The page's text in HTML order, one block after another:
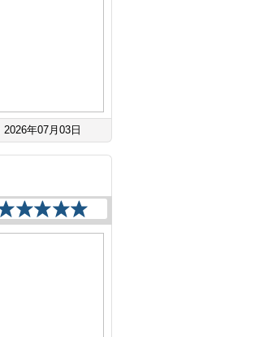
2026年07月03日